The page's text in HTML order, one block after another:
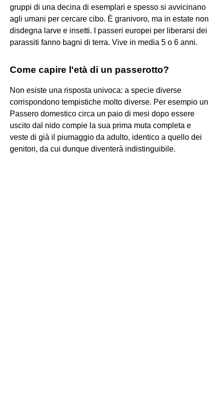
gruppi di una decina di esemplari e spesso si avvicinano
agli umani per cercare cibo. È granivoro, ma in estate non
disdegna larve e insetti. I passeri europei per liberarsi dei
parassiti fanno bagni di terra. Vive in media 5 o 6 anni.
Come capire l'età di un passerotto?
Non esiste una risposta univoca: a specie diverse
corrispondono tempistiche molto diverse. Per esempio un
Passero domestico circa un paio di mesi dopo essere
uscito dal nido compie la sua prima muta completa e
veste di già il piumaggio da adulto, identico a quello dei
genitori, da cui dunque diventerà indistinguibile.